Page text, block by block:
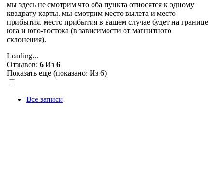
мы здесь не смотрим что оба пункта относятся к одному
квадрату карты. мы смотрим место вылета и место
прибытия. место прибытия в вашем случае будет на границе
юга и юго-востока (в зависимости от магнитного
склонения).
Loading...
Отзывов: 6 Из 6
Показать еще (показано: Из 6)
Все записи